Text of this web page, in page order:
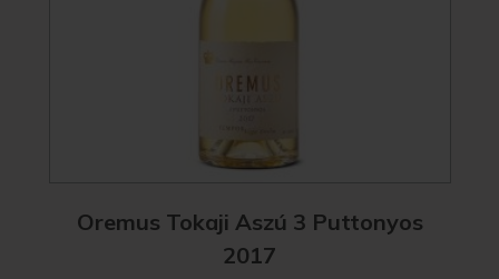
Oremus Tokaji Aszú 3 Puttonyos
2017